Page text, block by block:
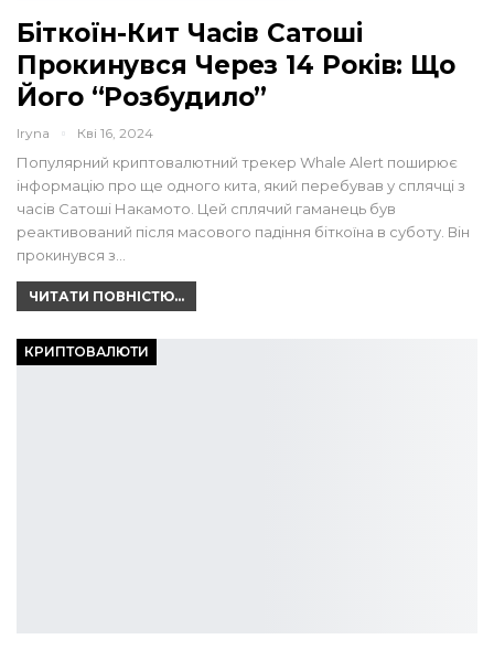
Біткоїн-Кит Часів Сатоші
Прокинувся Через 14 Років: Що
Його “розбудило”
Iryna Кві 16, 2024
Популярний криптовалютний трекер Whale Alert поширює
інформацію про ще одного кита, який перебував у сплячці з
часів Сатоші Накамото. Цей сплячий гаманець був
реактивований після масового падіння біткоїна в суботу. Він
прокинувся з…
ЧИТАТИ ПОВНІСТЮ...
КРИПТОВАЛЮТИ